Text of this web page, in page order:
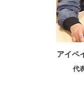
アイペ
代